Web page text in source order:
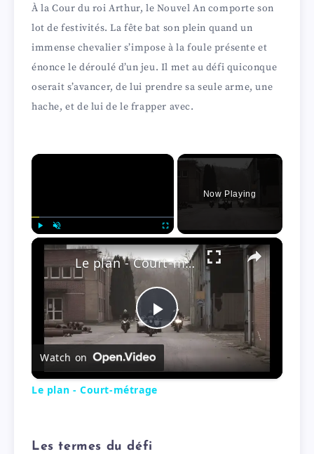
À la Cour du roi Arthur, le Nouvel An comporte son
lot de festivités. La fête bat son plein quand un
immense chevalier s’impose à la foule présente et
énonce le déroulé d’un jeu. Il met au défi quiconque
oserait s’avancer, de lui prendre sa seule arme, une
hache, et de lui de le frapper avec.
×
Now Playing
×
P
l
Le plan - Court-métrage
Watch on
Le plan - Court-métrage
Les termes du défi